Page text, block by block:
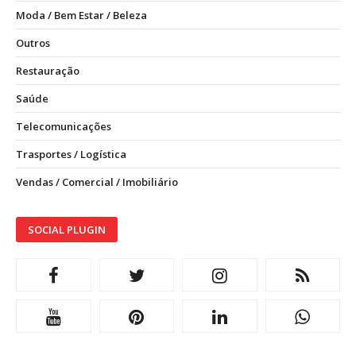
Moda / Bem Estar / Beleza
Outros
Restauração
Saúde
Telecomunicações
Trasportes / Logística
Vendas / Comercial / Imobiliário
SOCIAL PLUGIN